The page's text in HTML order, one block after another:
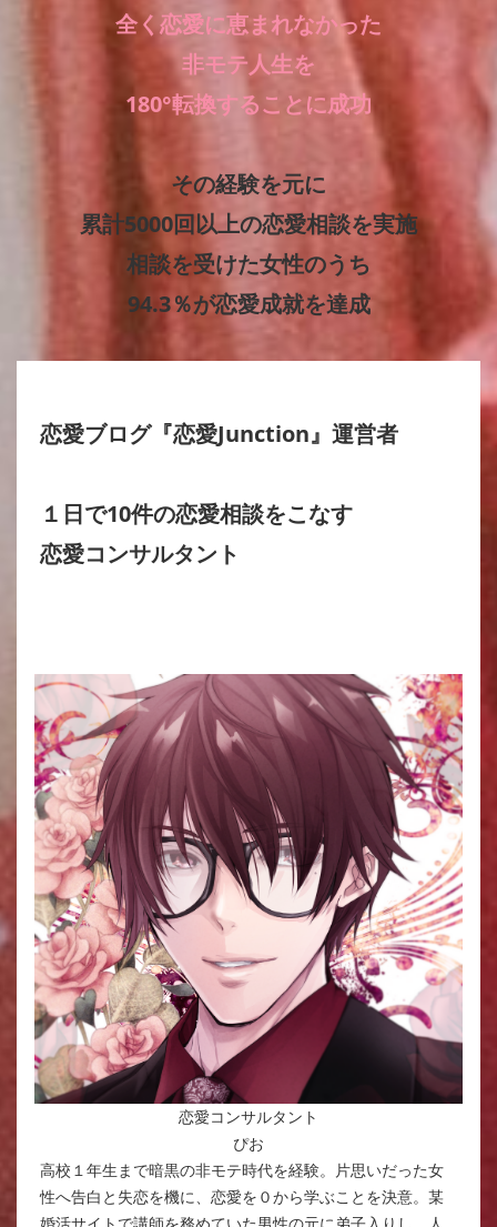
全く恋愛に恵まれなかった
非モテ人生を
180°転換することに成功
その経験を元に
累計5000回以上の恋愛相談を実施
相談を受けた女性のうち
94.3％が恋愛成就を達成
恋愛ブログ『恋愛Junction』運営者
１日で10件の恋愛相談をこなす
恋愛コンサルタント
恋愛コンサルタント
ぴお
高校１年生まで暗黒の非モテ時代を経験。片思いだった女
性へ告白と失恋を機に、恋愛を０から学ぶことを決意。某